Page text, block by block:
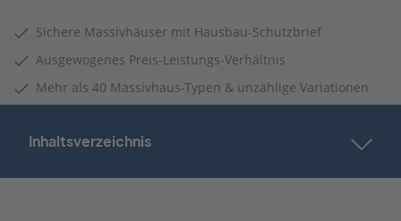
Sichere Massivhäuser mit Hausbau-Schutzbrief
Ausgewogenes Preis-Leistungs-Verhältnis
Mehr als 40 Massivhaus-Typen & unzählige Variationen
Inhaltsverzeichnis